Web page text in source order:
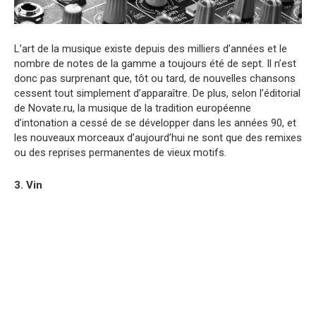
L’art de la musique existe depuis des milliers d’années et le
nombre de notes de la gamme a toujours été de sept. Il n’est
donc pas surprenant que, tôt ou tard, de nouvelles chansons
cessent tout simplement d’apparaître. De plus, selon l’éditorial
de Novate.ru, la musique de la tradition européenne
d’intonation a cessé de se développer dans les années 90, et
les nouveaux morceaux d’aujourd’hui ne sont que des remixes
ou des reprises permanentes de vieux motifs.
3. Vin